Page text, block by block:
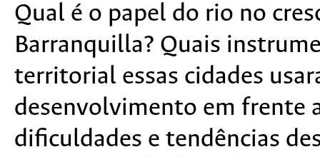
Qual é o papel do rio no
Barranquilla? Quais
territorial essas cidades
desenvolvimento em frente
dificuldades e tendências